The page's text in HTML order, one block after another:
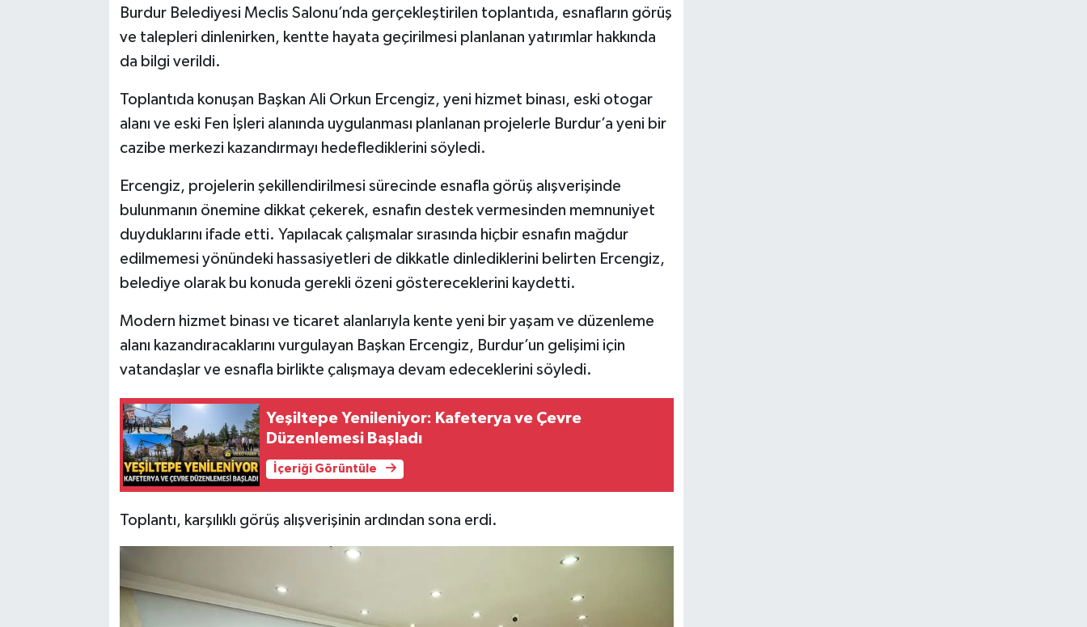
Burdur Belediyesi Meclis Salonu’nda gerçekleştirilen toplantıda, esnafların görüş
ve talepleri dinlenirken, kentte hayata geçirilmesi planlanan yatırımlar hakkında
da bilgi verildi.
Toplantıda konuşan Başkan Ali Orkun Ercengiz, yeni hizmet binası, eski otogar
alanı ve eski Fen İşleri alanında uygulanması planlanan projelerle Burdur’a yeni bir
cazibe merkezi kazandırmayı hedeflediklerini söyledi.
Ercengiz, projelerin şekillendirilmesi sürecinde esnafla görüş alışverişinde
bulunmanın önemine dikkat çekerek, esnafın destek vermesinden memnuniyet
duyduklarını ifade etti. Yapılacak çalışmalar sırasında hiçbir esnafın mağdur
edilmemesi yönündeki hassasiyetleri de dikkatle dinlediklerini belirten Ercengiz,
belediye olarak bu konuda gerekli özeni göstereceklerini kaydetti.
Modern hizmet binası ve ticaret alanlarıyla kente yeni bir yaşam ve düzenleme
alanı kazandıracaklarını vurgulayan Başkan Ercengiz, Burdur’un gelişimi için
vatandaşlar ve esnafla birlikte çalışmaya devam edeceklerini söyledi.
Yeşiltepe Yenileniyor: Kafeterya ve Çevre
Düzenlemesi Başladı
İçeriği Görüntüle
Toplantı, karşılıklı görüş alışverişinin ardından sona erdi.